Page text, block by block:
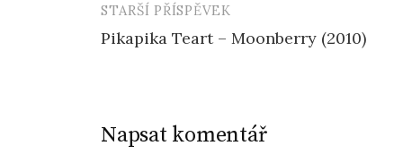
Navigace
příspěvku
STARŠÍ PŘÍSPĚVEK
Pikapika Teart – Moonberry (2010)
Napsat komentář